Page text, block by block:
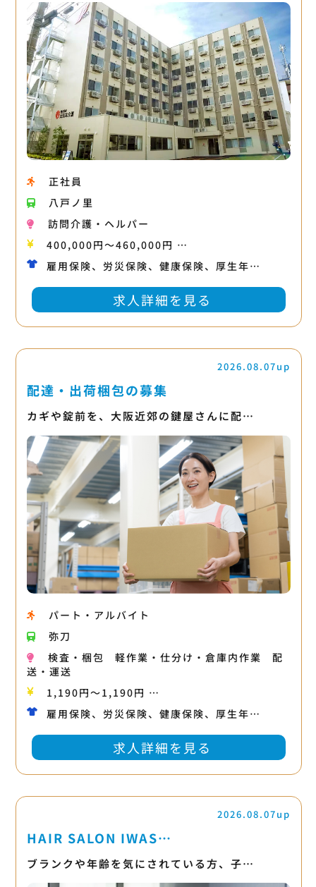
正社員
八戸ノ里
訪問介護・ヘルパー
400,000円〜460,000円 …
雇用保険、労災保険、健康保険、厚生年…
求人詳細を見る
2026.08.07up
配達・出荷梱包の募集
カギや錠前を、大阪近郊の鍵屋さんに配…
パート・アルバイト
弥刀
検査・梱包
軽作業・仕分け・倉庫内作業
配
送・運送
1,190円〜1,190円 …
雇用保険、労災保険、健康保険、厚生年…
求人詳細を見る
2026.08.07up
HAIR SALON IWAS…
ブランクや年齢を気にされている方、子…